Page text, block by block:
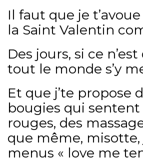
Il faut que je
la Saint Valentin
Des jours, si ce
tout le monde s’y
Et que j’te propose
bougies qui
rouges, des
que même, misotte,
menus « love me